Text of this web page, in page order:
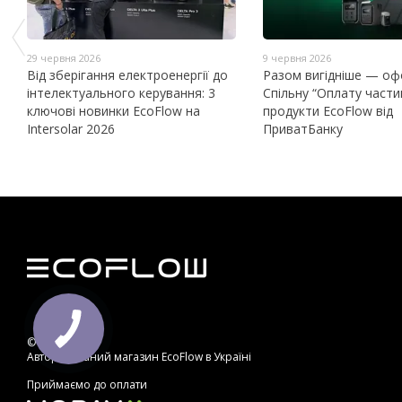
29 червня 2026
Від зберігання електроенергії до
інтелектуального керування: 3
ключові новинки EcoFlow на
Intersolar 2026
9 червня 2026
Разом вигідніше —
Спільну “Оплату
продукти EcoFlow від
ПриватБанку
© 2013—2026
Авторизований магазин EcoFlow в Україні
Приймаємо до оплати